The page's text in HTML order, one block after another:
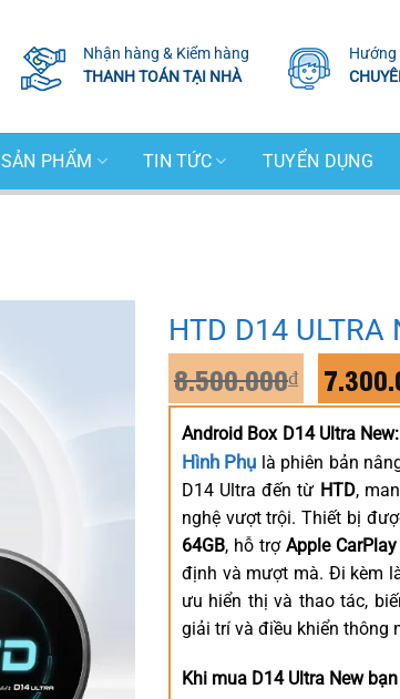
Nhận hàng & Kiểm hàng
THANH TOÁN TẠI NHÀ
Hướng
SẢN PHẨM TIN TỨC TUYỂN DỤNG
HTD D14 ULTRA
8.500.000₫ Giá
gốc
là:
Android Box D14 Ultra New:
Hình Phụ là phiên bản
D14 Ultra đến từ HTD,
nghệ vượt trội. Thiết bị
64GB, hỗ trợ Apple CarPlay
định và mượt mà. Đi kèm
ưu hiển thị và thao tác,
giải trí và điều khiển thông
Khi mua D14 Ultra New